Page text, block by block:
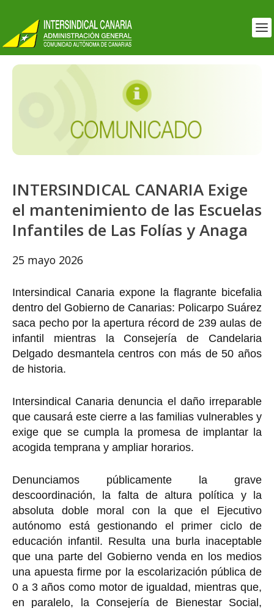
​INTERSINDICAL CANARIA Exige
el mantenimiento de las Escuelas
Infantiles de Las Folías y Anaga
25 mayo 2026
Intersindical Canaria expone la flagrante bicefalia
dentro del Gobierno de Canarias: Policarpo Suárez
saca pecho por la apertura récord de 239 aulas de
infantil mientras la Consejería de Candelaria
Delgado desmantela centros con más de 50 años
de historia.
Intersindical Canaria denuncia el daño irreparable
que causará este cierre a las familias vulnerables y
exige que se cumpla la promesa de implantar la
acogida temprana y ampliar horarios.
Denunciamos públicamente la grave
descoordinación, la falta de altura política y la
absoluta doble moral con la que el Ejecutivo
autónomo está gestionando el primer ciclo de
educación infantil. Resulta una burla inaceptable
que una parte del Gobierno venda en los medios
una apuesta firme por la escolarización pública de
0 a 3 años como motor de igualdad, mientras que,
en paralelo, la Consejería de Bienestar Social,